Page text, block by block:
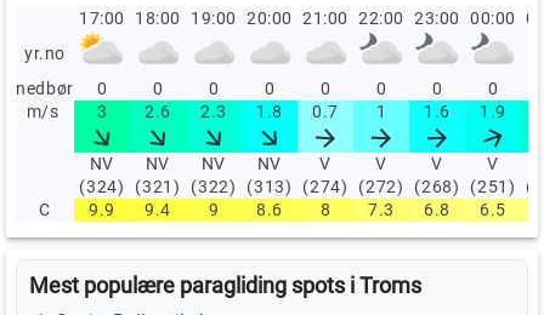
17:00 18:00 19:00 20:00 21:00 22:00 23:00 00:00
yr.no
nedbør
0 0 0 0 0 0 0 0
m/s
3 2.6 2.3 1.8 0.7 1 1.6 1.9
NV
(324)
NV
(321)
NV
(322)
NV
(313)
V
(274)
V
(272)
V
(268)
V
(251)
C
9.9 9.4 9 8.6 8 7.3 6.8 6.5
Mest populære paragliding spots i Troms